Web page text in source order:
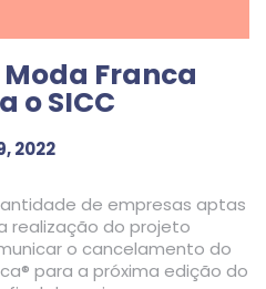
Franca
o SICC
2022
de empresas aptas
realização do projeto
o cancelamento do
para a próxima edição do